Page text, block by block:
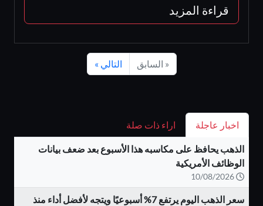
قراءة المزيد
« السابق التالي »
اخبار عاجلة اراء ذات صلة
الذهب يحافظ على مكاسبه هذا الأسبوع بعد ضعف بيانات
الوظائف الأمريكية
سعر الذهب اليوم يرتفع 7% أسبوعيًا ويتجه لأفضل أداء منذ